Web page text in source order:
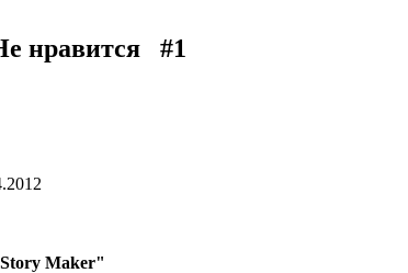
#1
Maker"